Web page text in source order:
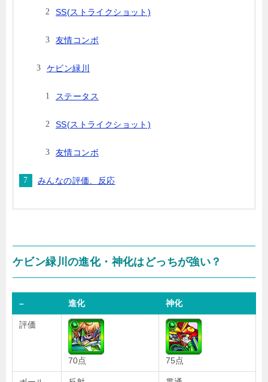
SS(ストライクショット)
友情コンボ
ケビン緑川
ステータス
SS(ストライクショット)
友情コンボ
みんなの評価、反応
ケビン緑川の進化・神化はどっちが強い？
– 進化 神化
評価
70点 75点